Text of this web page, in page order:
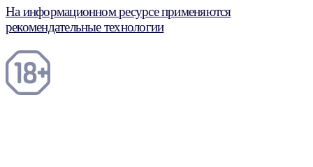
На информационном ресурсе применяются
рекомендательные технологии